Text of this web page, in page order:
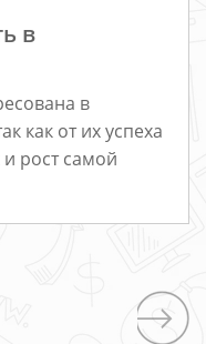
в
в
как от их успеха
рост самой